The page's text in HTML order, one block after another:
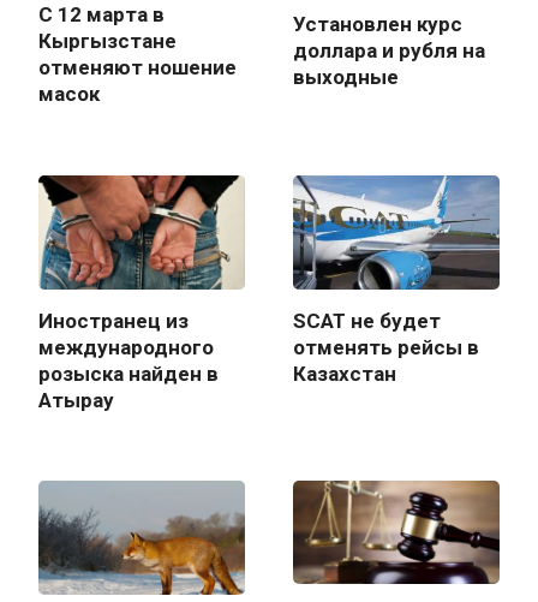
С 12 марта в
Кыргызстане
отменяют ношение
масок
Установлен курс
доллара и рубля на
выходные
Иностранец из
международного
розыска найден в
Атырау
SCAT не будет
отменять рейсы в
Казахстан